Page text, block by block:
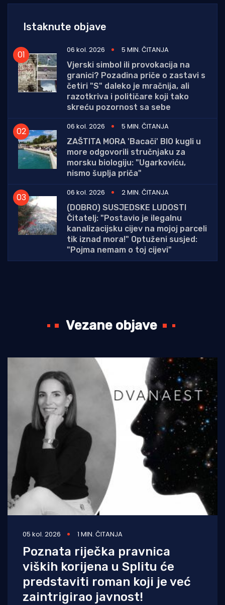
Istaknute objave
06 kol. 2026
5 MIN. ČITANJA
Vjerski simbol ili provokacija na
granici? Pozadina priče o zastavi s
četiri "S" daleko je mračnija, ali
razotkriva i političare koji tako
skreću pozornost sa sebe
06 kol. 2026
5 MIN. ČITANJA
ZAŠTITA MORA 'Bacači' BIO kugli u
more odgovorili stručnjaku za
morsku biologiju: "Ugarkoviću,
nismo šuplja priča"
06 kol. 2026
2 MIN. ČITANJA
(DOBRO) SUSJEDSKE LUDOSTI
Čitatelj: "Postavio je ilegalnu
kanalizacijsku cijev na mojoj parceli
tik iznad mora!" Optuženi susjed:
"Pojma nemam o toj cijevi"
Vezane objave
05 kol. 2026 1 MIN. ČITANJA
Poznata riječka pravnica
viških korijena u Splitu će
predstaviti roman koji je već
zaintrigirao javnost!